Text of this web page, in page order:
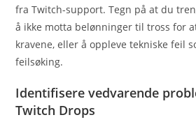
fra Twitch-support. Tegn på at du
å ikke motta belønninger til tross for
kravene, eller å oppleve tekniske feil
feilsøking.
Identifisere vedvarende
Twitch Drops